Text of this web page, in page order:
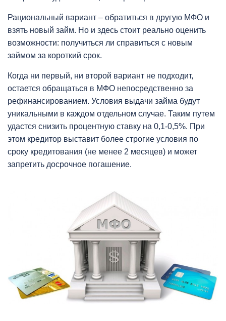
Рациональный вариант – обратиться в другую МФО и
взять новый займ. Но и здесь стоит реально оценить
возможности: получиться ли справиться с новым
займом за короткий срок.
Когда ни первый, ни второй вариант не подходит,
остается обращаться в МФО непосредственно за
рефинансированием. Условия выдачи займа будут
уникальными в каждом отдельном случае. Таким путем
удастся снизить процентную ставку на 0,1-0,5%. При
этом кредитор выставит более строгие условия по
сроку кредитования (не менее 2 месяцев) и может
запретить досрочное погашение.